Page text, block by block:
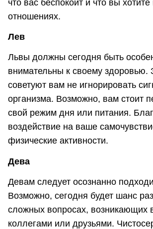
что вас беспокоит и что вы
отношениях.
Лев
Львы должны сегодня быть
внимательны к своему здоровью.
советуют вам не игнорировать
организма. Возможно, вам стоит
свой режим дня или питания.
воздействие на ваше
физические активности.
Дева
Девам следует осознанно
Возможно, сегодня будет шанс
сложных вопросах, возникающих
коллегами или друзьями.